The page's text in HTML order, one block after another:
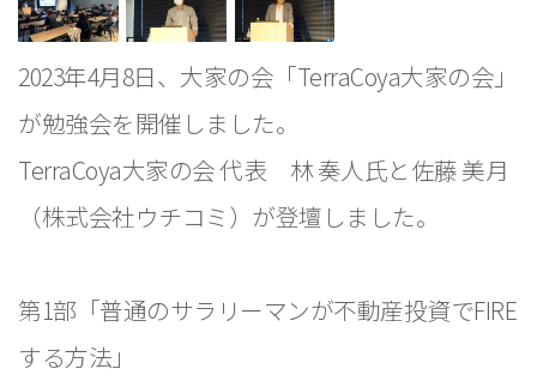
2023年4月8日、大家の会「TerraCoya大家の会」
が勉強会を開催しました。
TerraCoya大家の会 代表 林 奏人氏と佐藤 美月
（株式会社ウチコミ）が登壇しました。
第1部「普通のサラリーマンが不動産投資でFIRE
する方法」